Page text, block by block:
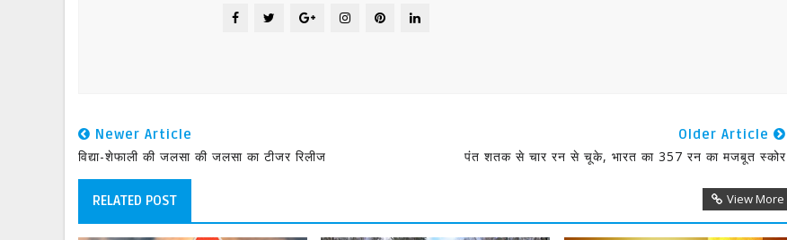
Newer Article
विद्या-शेफाली की जलसा की जलसा का टीजर रिलीज
Older Article
पंत शतक से चार रन से चूके, भारत का 357 रन का मजबूत स्कोर
RELATED POST View More